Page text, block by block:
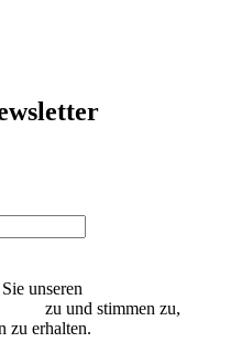
unseren
zu und stimmen zu,
zu erhalten.